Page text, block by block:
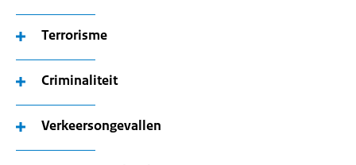
Terrorisme
Criminaliteit
Verkeersongevallen